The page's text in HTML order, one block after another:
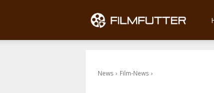
News Film-News